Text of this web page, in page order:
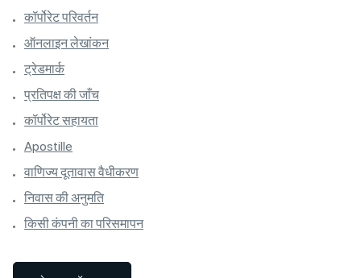
कॉर्पोरेट परिवर्तन
ऑनलाइन लेखांकन
ट्रेडमार्क
प्रतिपक्ष की जाँच
कॉर्पोरेट सहायता
Apostille
वाणिज्य दूतावास वैधीकरण
निवास की अनुमति
किसी कंपनी का परिसमापन